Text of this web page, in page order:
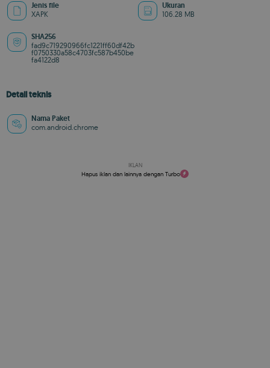
Jenis file
XAPK
Ukuran
106.28 MB
SHA256
fad9c719290966fc1221ff60df42b
f0750330a58c4703fc587b450be
fa4122d8
Detail teknis
Nama Paket
com.android.chrome
IKLAN
Hapus iklan dan lainnya dengan Turbo